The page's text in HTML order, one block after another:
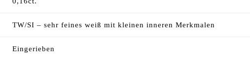
TW/SI – sehr feines weiß mit kleinen inneren Merkmalen
Eingerieben